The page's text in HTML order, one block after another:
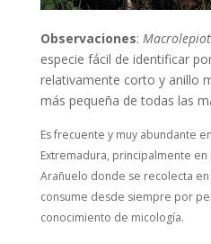
Observaciones:
especie fácil de identificar
relativamente corto y anillo
más pequeña de todas las
Es frecuente y muy abundante
Extremadura, principalmente
Arañuelo donde se recolecta
consume desde siempre por
conocimiento de micología.